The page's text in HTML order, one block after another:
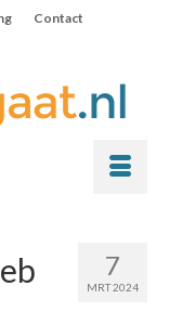
Contact
7
MRT 2024